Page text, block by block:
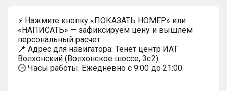
⚡ Нажмите кнопку «ПОКАЗАТЬ НОМЕР» или
«НАПИСАТЬ» — зафиксируем цену и вышлем
персональный расчет
📍 Адрес для навигатора: Тенет центр ИАТ
Волхонский (Волхонское шоссе, 3с2).
🕒 Часы работы: Ежедневно с 9:00 до 21:00.